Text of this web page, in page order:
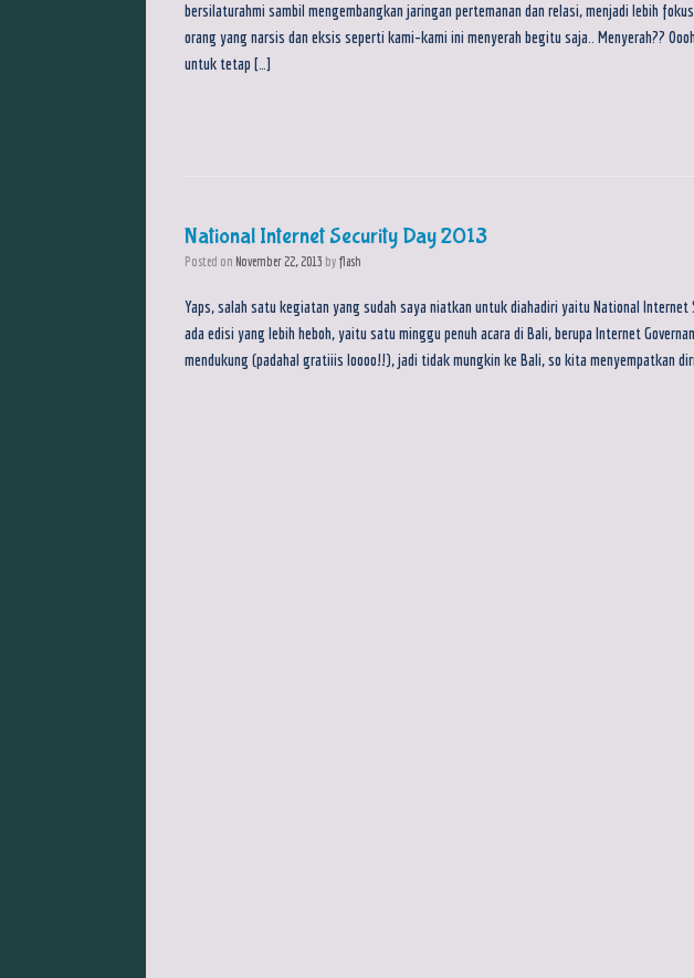
bersilaturahmi sambil mengembangkan jaringan pertemanan dan relasi, menjadi lebih
orang yang narsis dan eksis seperti kami-kami ini menyerah begitu saja.. Menyerah??
untuk tetap […]
National Internet Security Day 2013
Posted on November 22, 2013 by flash
Yaps, salah satu kegiatan yang sudah saya niatkan untuk diahadiri yaitu National Internet
ada edisi yang lebih heboh, yaitu satu minggu penuh acara di Bali, berupa Internet
mendukung (padahal gratiiis loooo!!), jadi tidak mungkin ke Bali, so kita menyempatkan